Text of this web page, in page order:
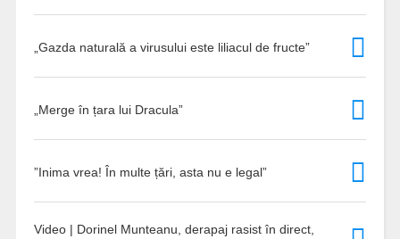
„Gazda naturală a virusului este liliacul de fructe”
„Merge în țara lui Dracula”
”Inima vrea! În multe țări, asta nu e legal”
Video | Dorinel Munteanu, derapaj rasist în direct,